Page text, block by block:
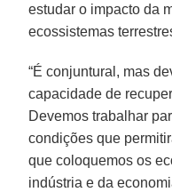
estudar o impacto da
ecossistemas
“É conjuntural, mas
capacidade de
Devemos trabalhar
condições que
que coloquemos os
indústria e da